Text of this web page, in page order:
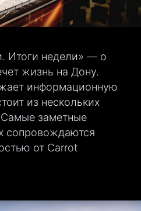
Итоги недели» — о
жизнь на Дону.
информационную
из нескольких
заметные
сопровождаются
от Carrot